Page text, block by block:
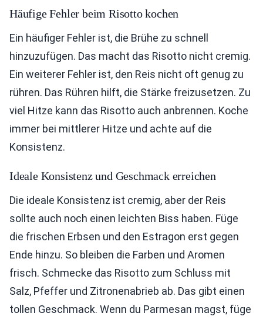
Häufige Fehler beim Risotto kochen
Ein häufiger Fehler ist, die Brühe zu schnell
hinzuzufügen. Das macht das Risotto nicht cremig.
Ein weiterer Fehler ist, den Reis nicht oft genug zu
rühren. Das Rühren hilft, die Stärke freizusetzen. Zu
viel Hitze kann das Risotto auch anbrennen. Koche
immer bei mittlerer Hitze und achte auf die
Konsistenz.
Ideale Konsistenz und Geschmack erreichen
Die ideale Konsistenz ist cremig, aber der Reis
sollte auch noch einen leichten Biss haben. Füge
die frischen Erbsen und den Estragon erst gegen
Ende hinzu. So bleiben die Farben und Aromen
frisch. Schmecke das Risotto zum Schluss mit
Salz, Pfeffer und Zitronenabrieb ab. Das gibt einen
tollen Geschmack. Wenn du Parmesan magst, füge